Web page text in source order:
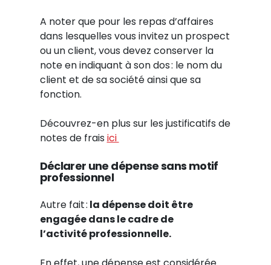
A noter que pour les repas d’affaires
dans lesquelles vous invitez un prospect
ou un client, vous devez conserver la
note en indiquant à son dos : le nom du
client et de sa société ainsi que sa
fonction.
Découvrez-en plus sur les justificatifs de
notes de frais ici
Déclarer une dépensesans motif
professionnel
Autre fait : la dépense doit être
engagée dans lecadrede
l’activitéprofessionnelle.